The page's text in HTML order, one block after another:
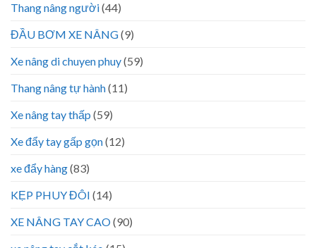
Thang nâng người(44)
ĐẦU BƠM XE NÂNG(9)
Xe nâng di chuyen phuy(59)
Thang nâng tự hành(11)
Xe nâng tay thấp (59)
Xe đẩy tay gấp gọn(12)
xe đẩy hàng(83)
KẸP PHUY ĐÔI (14)
XE NÂNG TAY CAO(90)